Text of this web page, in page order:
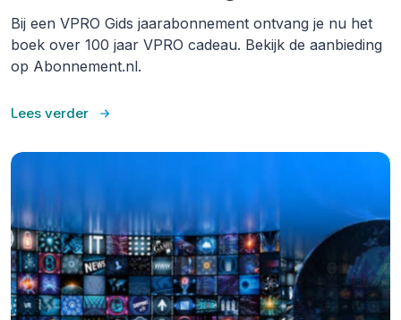
Bij een VPRO Gids jaarabonnement ontvang je nu het
boek over 100 jaar VPRO cadeau. Bekijk de aanbieding
op Abonnement.nl.
Lees verder